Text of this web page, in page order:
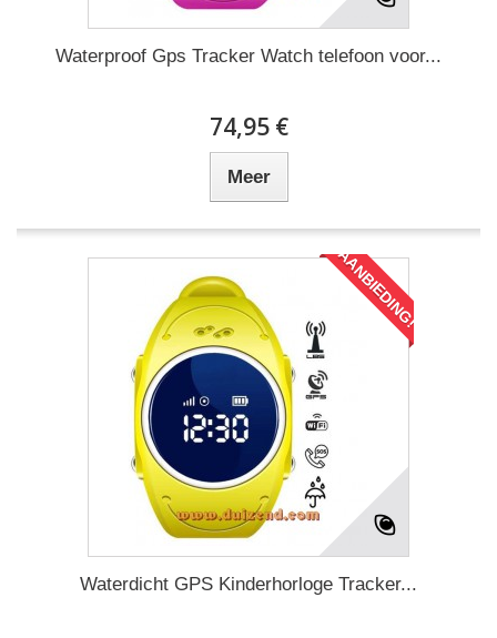
Waterproof Gps Tracker Watch telefoon voor...
74,95 €
Meer
AANBIEDING!
Waterdicht GPS Kinderhorloge Tracker...